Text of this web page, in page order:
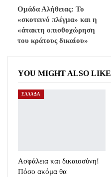
Ομάδα Αλήθειας: Το
«σκοτεινό πλέγμα» και η
«άτακτη οπισθοχώρηση
του κράτους δικαίου»
YOU MIGHT ALSO LIKE
ΕΛΛΑΔΑ
Ασφάλεια και δικαιοσύνη!
Πόσο ακόμα θα